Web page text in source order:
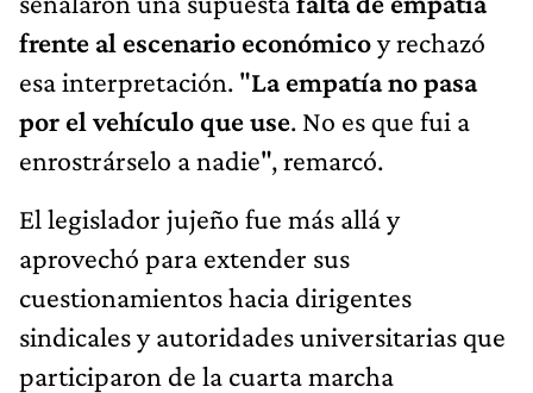
frente al escenario económicoy rechazó
esa interpretación. "La empatía no pasa
por el vehículo que use. No es que fui a
enrostrárselo a nadie", remarcó.
El legislador jujeño fue más allá y
aprovechó para extender sus
cuestionamientos hacia dirigentes
sindicales y autoridades universitarias que
participaron de la cuarta marcha